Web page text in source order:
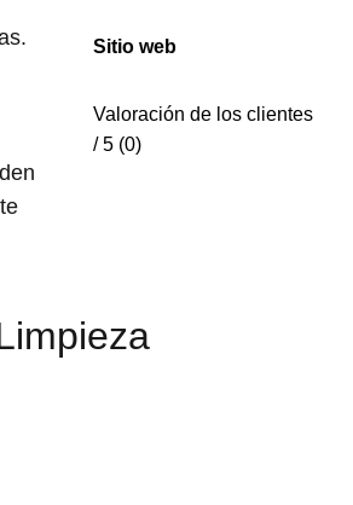
Sitio web
Valoración de los clientes
/ 5 (0)